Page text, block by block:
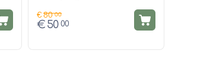
€80 00
€ 50 00